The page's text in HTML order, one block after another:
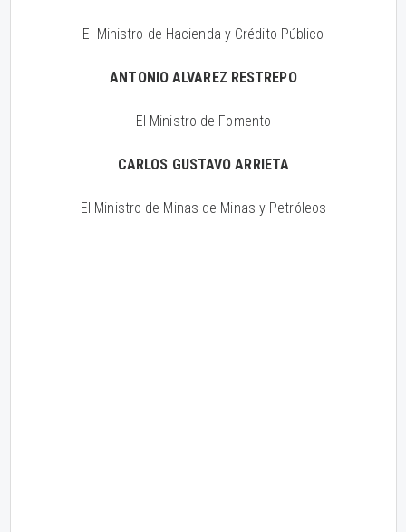
El Ministro de Hacienda y Crédito Público
ANTONIO ALVAREZ RESTREPO
El Ministro de Fomento
CARLOS GUSTAVO ARRIETA
El Ministro de Minas de Minas y Petróleos